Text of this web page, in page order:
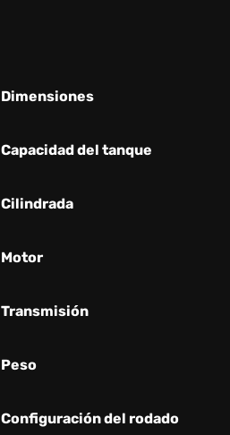
Dimensiones
Capacidad del tanque
Cilindrada
Motor
Transmisión
Peso
Configuración del rodado